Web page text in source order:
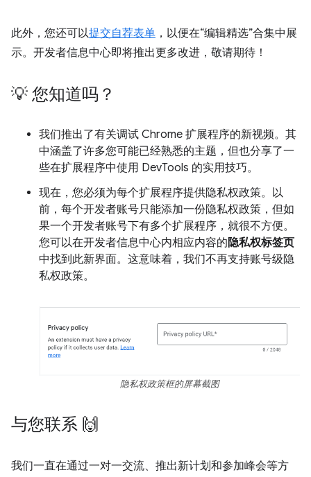
此外，您还可以提交自荐表单 ，以便在“编辑精选”合集中展
示。开发者信息中心即将推出更多改进，敬请期待！
💡 您知道吗？
我们推出了有关调试 Chrome 扩展程序的新视频。其
中涵盖了许多您可能已经熟悉的主题，但也分享了一
些在扩展程序中使用 DevTools 的实用技巧。
现在，您必须为每个扩展程序提供隐私权政策。以
前，每个开发者账号只能添加一份隐私权政策，但如
果一个开发者账号下有多个扩展程序，就很不方便。
您可以在开发者信息中心内相应内容的隐私权标签页
中找到此新界面。这意味着，我们不再支持账号级隐
私权政策。
隐私权政策框的屏幕截图
与您联系 🙌
我们一直在通过一对一交流、推出新计划和参加峰会等方